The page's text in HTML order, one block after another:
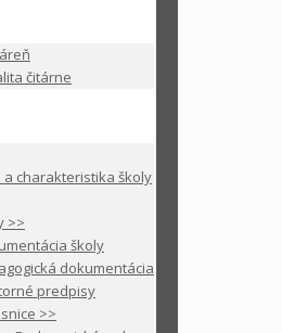
čitárne
a charakteristika školy
>>
školy
dokumentácia
predpisy
>>